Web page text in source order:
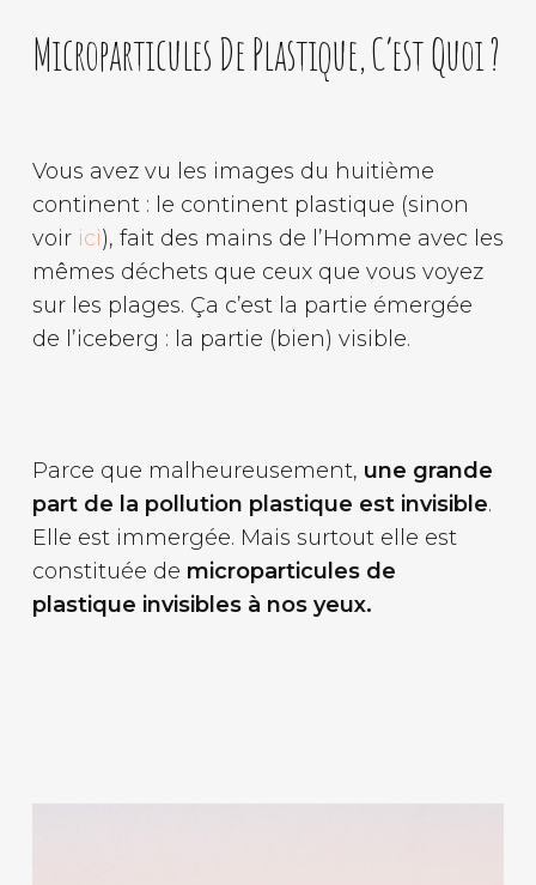
Microparticules De Plastique, C’est Quoi ?
Vous avez vu les images du huitième
continent : le continent plastique (sinon
voir ici), fait des mains de l’Homme avec les
mêmes déchets que ceux que vous voyez
sur les plages. Ça c’est la partie émergée
de l’iceberg : la partie (bien) visible.
Parce que malheureusement, une grande
part de la pollution plastique est invisible.
Elle est immergée. Mais surtout elle est
constituée de microparticules de
plastique invisibles à nos yeux.